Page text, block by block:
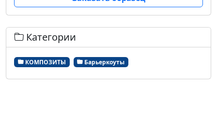
Категории
КОМПОЗИТЫ Барьеркоуты